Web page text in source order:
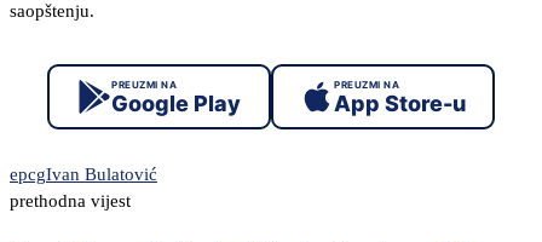
saopštenju.
PREUZMI NA
Google Play
PREUZMI NA
App Store-u
epcgIvan Bulatović
prethodna vijest